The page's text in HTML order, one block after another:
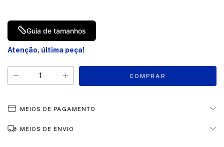
Guia de tamanhos
Atenção, última peça!
MEIOS DE PAGAMENTO
MEIOS DE ENVIO